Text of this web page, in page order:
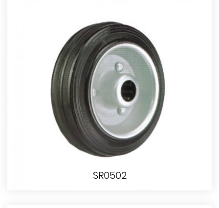
SR0502